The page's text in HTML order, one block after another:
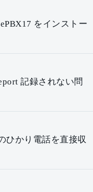
をインストー
記録されない問
ひかり電話を直接収